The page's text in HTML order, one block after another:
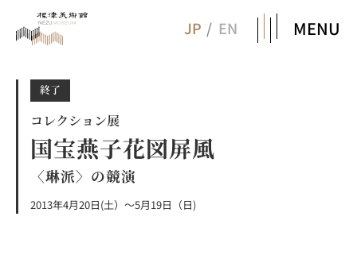
JP EN MENU
終了
コレクション展
国宝燕子花図屏風
〈琳派〉の競演
2013年4月20日(土）～5月19日（日)